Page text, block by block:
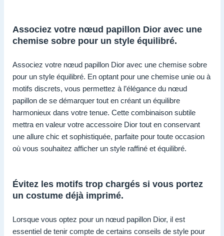
Associez votre nœud papillon Dior avec une
chemise sobre pour un style équilibré.
Associez votre nœud papillon Dior avec une chemise sobre
pour un style équilibré. En optant pour une chemise unie ou à
motifs discrets, vous permettez à l’élégance du nœud
papillon de se démarquer tout en créant un équilibre
harmonieux dans votre tenue. Cette combinaison subtile
mettra en valeur votre accessoire Dior tout en conservant
une allure chic et sophistiquée, parfaite pour toute occasion
où vous souhaitez afficher un style raffiné et équilibré.
Évitez les motifs trop chargés si vous portez
un costume déjà imprimé.
Lorsque vous optez pour un nœud papillon Dior, il est
essentiel de tenir compte de certains conseils de style pour